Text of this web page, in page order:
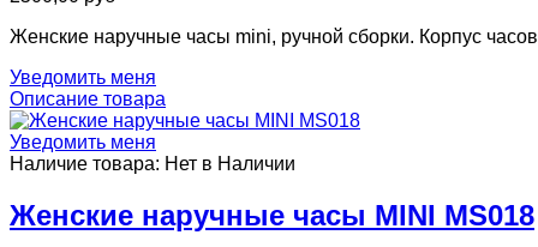
Женские наручные часы mini, ручной сборки. Корпус
Уведомить меня
Описание товара
Уведомить меня
Наличие товара: Нет в Наличии
Женские наручные часы MINI MS018